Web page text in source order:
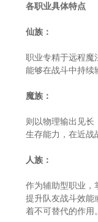
各职业具体特点
仙族：
职业专精于远程魔
能够在战斗中持续
魔族：
则以物理输出见长
生存能力，在近战
人族：
作为辅助型职业，
提升队友战斗效能
着不可替代的作用。